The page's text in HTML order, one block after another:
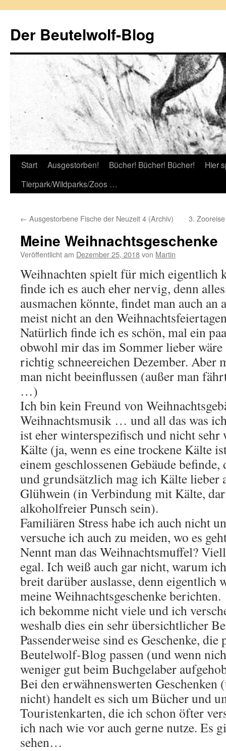
springen
Der Beutelwolf-Blog
Start Ausgestorben! Bücher! Bücher! Bücher!
Hier
Tierpark/Wildparks/Zoos …
← Ausgestorbene Fische der Neuzeit 4 (Archiv) 3.
Meine Weihnachtsgeschenke
Veröffentlicht am Dezember 25, 2018von Martin
Weihnachten spielt für mich eigentlich
finde ich es auch eher nervig, denn
ausmachen könnte, findet man auch an
meist nicht an den
Natürlich finde ich es schön, mal ein
obwohl mir das im Sommer lieber
richtig schneereichen Dezember. Aber
man nicht beeinflussen (außer man
…)
Ich bin kein Freund von
Weihnachtsmusik … und all das was
ist eher winterspezifisch und nicht sehr
Kälte (ja, wenn es eine trockene Kälte
einem geschlossenen Gebäude
und grundsätzlich mag ich Kälte lieber
Glühwein (in Verbindung mit Kälte,
alkoholfreier Punsch sein).
Familiären Stress habe ich auch nicht
versuche ich auch zu meiden, wo es
Nennt man das Weihnachtsmuffel?
egal. Ich weiß auch gar nicht, warum
breit darüber auslasse, denn eigentlich
meine Weihnachtsgeschenke berichten.
ich bekomme nicht viele und ich
weshalb dies ein sehr übersichtlicher
Passenderweise sind es Geschenke,
Beutelwolf-Blog passen (und wenn
weniger gut beim Buchgelaber
Bei den erwähnenswerten Geschenken
nicht) handelt es sich um Bücher und
Touristenkarten, die ich schon öfter
ich nach wie vor auch gerne nutze. Es
sehen…